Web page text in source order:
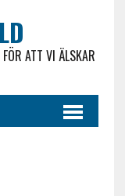
ATT VI ÄLSKAR